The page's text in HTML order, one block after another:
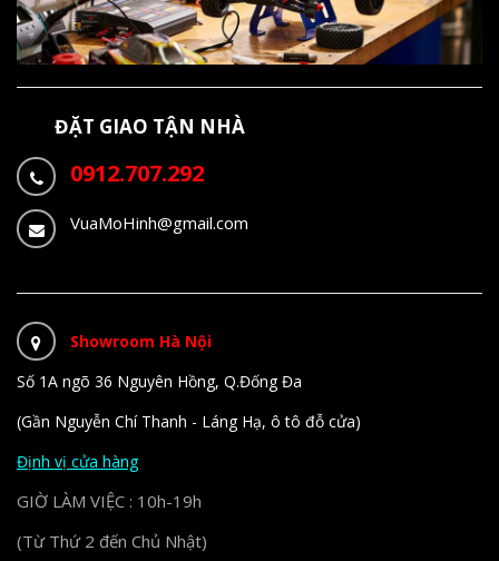
ĐẶT GIAO TẬN NHÀ
0912.707.292
VuaMoHinh@gmail.com
Showroom Hà Nội
Số 1A ngõ 36 Nguyên Hồng, Q.Đống Đa
(Gần Nguyễn Chí Thanh - Láng Hạ, ô tô đỗ cửa)
Định vị cửa hàng
GIỜ LÀM VIỆC : 10h-19h
(Từ Thứ 2 đến Chủ Nhật)